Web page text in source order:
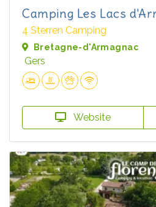
Camping Les Lacs
4 Sterren Camping
Bretagne-d'Armagnac
Gers
Website